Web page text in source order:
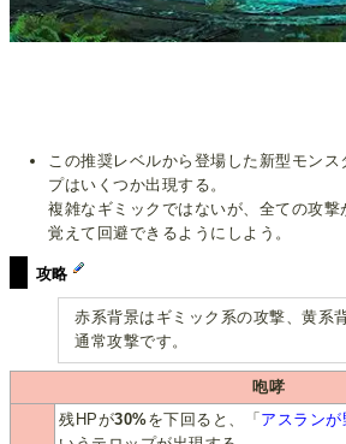
この推奨レベルから登場した新型モン
プはいくつか出現する。
複雑なギミックではないが、全ての攻
覚えて回避できるようにしよう。
攻略
赤系背景はギミック系の攻撃、黄系
通常攻撃です。
咆哮
残HPが30%を下回ると、「 アスラン